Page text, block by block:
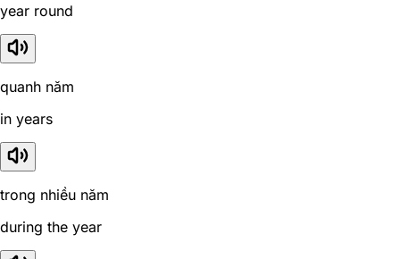
year round
quanh năm
in years
trong nhiều năm
during the year